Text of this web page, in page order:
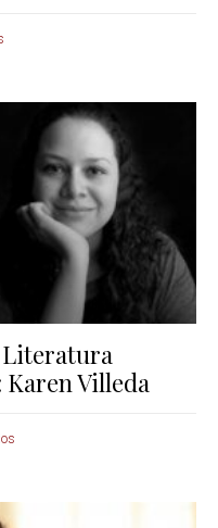
Literatura
Karen Villeda